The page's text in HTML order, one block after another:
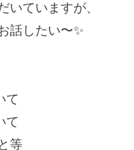
いていますが、
話したい〜✨
て
て
等